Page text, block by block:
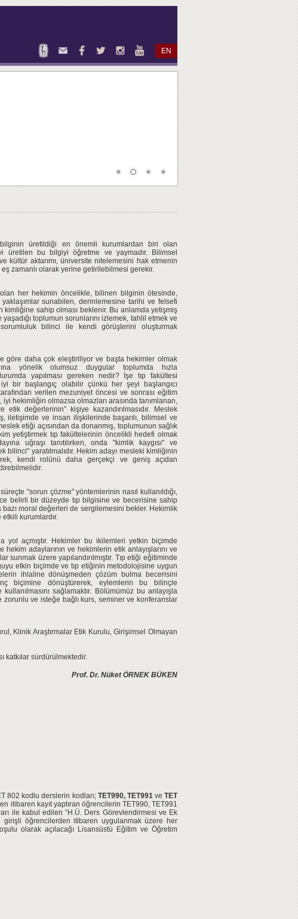
EN
üretildiği en önemli kurumlardan biri olan
üretilen bu bilgiyi öğretme ve yaymadır. Bilimsel
kültür aktarımı, üniversite nitelemesini hak etmenin
zamanlı olarak yerine getirilebilmesi gerekir.
her hekimin öncelikle, bilinen bilginin ötesinde,
sunabilen, derinlemesine tarihi ve felsefi
kimliğine sahip olması beklenir. Bu anlamda yetişmiş
toplumun sorunlarını izlemek, tahlil etmek ve
bilinci ile kendi görüşlerini oluşturmak
göre daha çok eleştiriliyor ve başta hekimler olmak
yönelik olumsuz duygular toplumda hızla
yapılması gereken nedir? İşe tıp fakültesi
bir başlangıç olabilir çünkü her şeyi başlangıcı
verilen mezuniyet öncesi ve sonrası eğitim
hekimliğin olmazsa olmazları arasında tanımlanan,
etik değerlerinin” kişiye kazandırılmasıdır. Meslek
iletişimde ve insan ilişkilerinde başarılı, bilimsel ve
etiği açısından da donanmış, toplumunun sağlık
yetiştirmek tıp fakültelerinin öncelikli hedefi olmak
uğraşı tanıtılırken, onda "kimlik kaygısı" ve
bilinci" yaratılmalıdır. Hekim adayı mesleki kimliğinin
kendi rolünü daha gerçekçi ve geniş açıdan
"sorun çözme" yöntemlerinin nasıl kullanıldığı,
belirli bir düzeyde tıp bilgisine ve becerisine sahip
moral değerleri de sergilemesini bekler. Hekimlik
kurumlardır.
yol açmıştır. Hekimler bu ikilemleri yetkin biçimde
adaylarının ve hekimlerin etik anlayışlarını ve
üzere yapılandırılmıştır. Tıp etiği eğitiminde
etkin biçimde ve tıp etiğinin metodolojisine uygun
ihlaline dönüşmeden çözüm bulma becerisini
biçimine dönüştürerek, eylemlerin bu bilinçle
sağlamaktır. Bölümümüz bu anlayışla
zorunlu ve isteğe bağlı kurs, seminer ve konferanslar
Klinik Araştırmalar Etik Kurulu, Girişimsel Olmayan
katkılar sürdürülmektedir.
Prof. Dr. Nüket ÖRNEK BÜKEN
802 kodlu derslerin kodları; TET990, TET991veTET
itibaren kayıt yaptıran öğrencilerin TET990, TET991
ile kabul edilen “H.Ü. Ders Görevlendirmesi ve Ek
girişli öğrencilerden itibaren uygulanmak üzere her
olarak açılacağı Lisansüstü Eğitim ve Öğretim